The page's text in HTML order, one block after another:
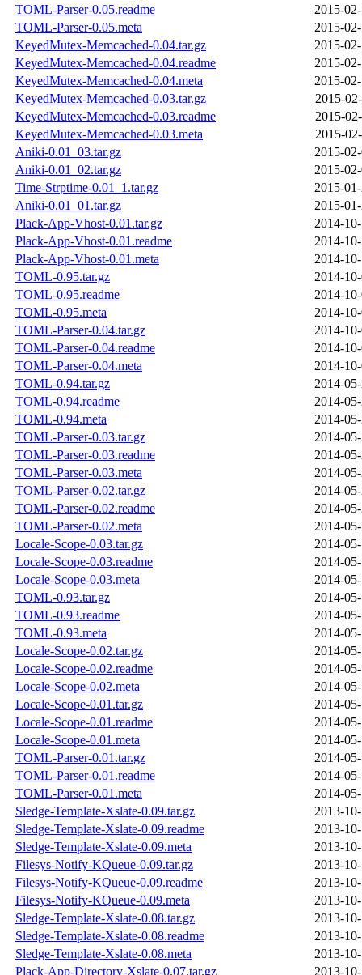
TOML-Parser-0.05.readme
2015-
TOML-Parser-0.05.meta
2015-
KeyedMutex-Memcached-0.04.tar.gz
2015-
KeyedMutex-Memcached-0.04.readme
2015-
KeyedMutex-Memcached-0.04.meta
2015-
KeyedMutex-Memcached-0.03.tar.gz
2015-
KeyedMutex-Memcached-0.03.readme
2015-
KeyedMutex-Memcached-0.03.meta
2015-
Aniki-0.01_03.tar.gz
2015-
Aniki-0.01_02.tar.gz
2015-
Time-Strptime-0.01_1.tar.gz
2015-
Aniki-0.01_01.tar.gz
2015-
Plack-App-Vhost-0.01.tar.gz
2014-
Plack-App-Vhost-0.01.readme
2014-
Plack-App-Vhost-0.01.meta
2014-
TOML-0.95.tar.gz
2014-
TOML-0.95.readme
2014-
TOML-0.95.meta
2014-
TOML-Parser-0.04.tar.gz
2014-
TOML-Parser-0.04.readme
2014-
TOML-Parser-0.04.meta
2014-
TOML-0.94.tar.gz
2014-
TOML-0.94.readme
2014-
TOML-0.94.meta
2014-
TOML-Parser-0.03.tar.gz
2014-
TOML-Parser-0.03.readme
2014-
TOML-Parser-0.03.meta
2014-
TOML-Parser-0.02.tar.gz
2014-
TOML-Parser-0.02.readme
2014-
TOML-Parser-0.02.meta
2014-
Locale-Scope-0.03.tar.gz
2014-
Locale-Scope-0.03.readme
2014-
Locale-Scope-0.03.meta
2014-
TOML-0.93.tar.gz
2014-
TOML-0.93.readme
2014-
TOML-0.93.meta
2014-
Locale-Scope-0.02.tar.gz
2014-
Locale-Scope-0.02.readme
2014-
Locale-Scope-0.02.meta
2014-
Locale-Scope-0.01.tar.gz
2014-
Locale-Scope-0.01.readme
2014-
Locale-Scope-0.01.meta
2014-
TOML-Parser-0.01.tar.gz
2014-
TOML-Parser-0.01.readme
2014-
TOML-Parser-0.01.meta
2014-
Sledge-Template-Xslate-0.09.tar.gz
2013-
Sledge-Template-Xslate-0.09.readme
2013-
Sledge-Template-Xslate-0.09.meta
2013-
Filesys-Notify-KQueue-0.09.tar.gz
2013-
Filesys-Notify-KQueue-0.09.readme
2013-
Filesys-Notify-KQueue-0.09.meta
2013-
Sledge-Template-Xslate-0.08.tar.gz
2013-
Sledge-Template-Xslate-0.08.readme
2013-
Sledge-Template-Xslate-0.08.meta
2013-
Plack-App-Directory-Xslate-0.07.tar.gz
2013-